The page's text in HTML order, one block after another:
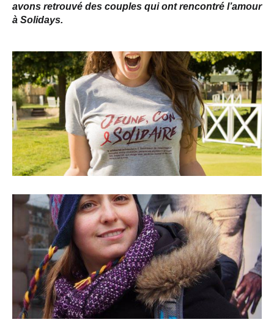
avons retrouvé des couples qui ont rencontré l’amour
à Solidays.